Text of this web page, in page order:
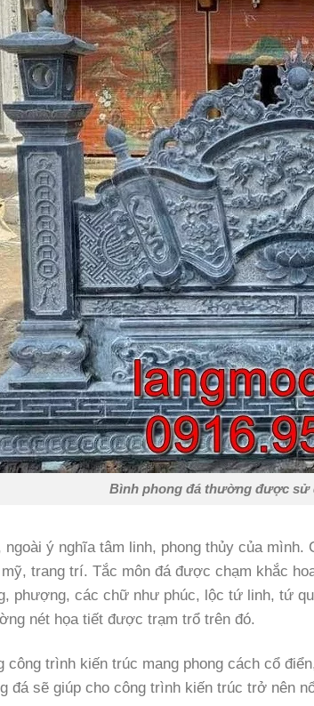
Bình phong đá thường được sử
ngoài ý nghĩa tâm linh, phong thủy của mình.
trang trí. Tắc môn đá được chạm khắc
phượng, các chữ như phúc, lộc tứ linh, tứ
nét họa tiết được trạm trổ trên đó.
công trình kiến trúc mang phong cách cổ
đá sẽ giúp cho công trình kiến trúc trở nên